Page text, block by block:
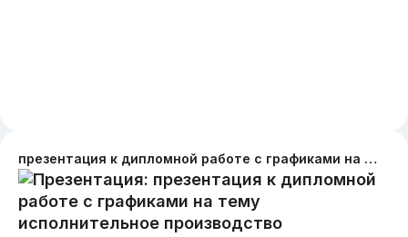
презентация к дипломной работе с графиками на тему исполнительное производство